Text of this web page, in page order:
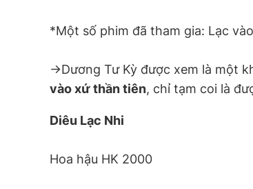
*Một số phim đã tham gia: Lạc
->Dương Tư Kỳ được xem là một
vào xứ thần tiên, chỉ tạm coi là
Diêu Lạc Nhi
Hoa hậu HK 2000